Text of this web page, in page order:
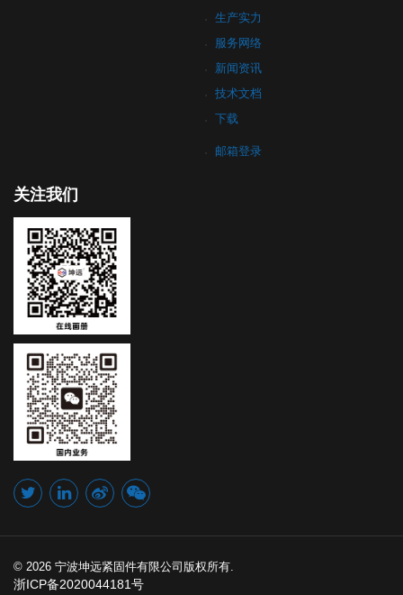
生产实力
服务网络
新闻资讯
技术文档
下载
邮箱登录
关注我们
© 2026 宁波坤远紧固件有限公司版权所有.
浙ICP备2020044181号